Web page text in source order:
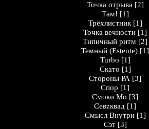
Точка отрыва [2]
Там! [1]
Трёхлистник [1]
Точка вечности [1]
Типичный ритм [2]
Темный (Estente) [1]
Turbo [1]
Скато [1]
Стороны РА [3]
Спор [1]
Смоки Мо [3]
Севzквад [1]
Смысл Внутри [1]
Сэт [3]